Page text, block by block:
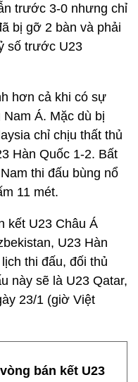
trước 3-0 nhưng chỉ
bị gỡ 2 bàn và phải
số trước U23
hơn cả khi có sự
Á. Mặc dù bị
chỉ chịu thất thủ
Hàn Quốc 1-2. Bất
thi đấu bùng nổ
11 mét.
kết U23 Châu Á
U23 Hàn
thi đấu, đối thủ
này sẽ là U23 Qatar,
23/1 (giờ Việt
bán kết U23